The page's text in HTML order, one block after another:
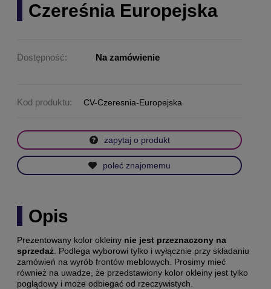
Czereśnia Europejska
Dostępność: Na zamówienie
Kod produktu: CV-Czeresnia-Europejska
zapytaj o produkt
poleć znajomemu
Opis
Prezentowany kolor okleiny nie jest przeznaczony na
sprzedaż . Podlega wyborowi tylko i wyłącznie przy składaniu
zamówień na wyrób frontów meblowych. Prosimy mieć
również na uwadze, że przedstawiony kolor okleiny jest tylko
poglądowy i może odbiegać od rzeczywistych.